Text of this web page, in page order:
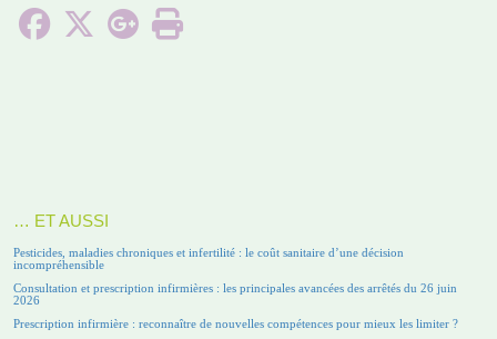
… ET AUSSI
Pesticides, maladies chroniques et infertilité : le coût sanitaire d’une décision
incompréhensible
Consultation et prescription infirmières : les principales avancées des arrêtés du 26 juin
2026
Prescription infirmière : reconnaître de nouvelles compétences pour mieux les limiter ?